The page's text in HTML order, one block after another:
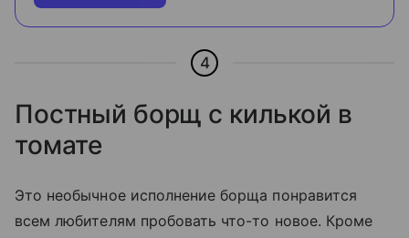
4
Постный борщ с килькой в
томате
Это необычное исполнение борща понравится
всем любителям пробовать что-то новое. Кроме